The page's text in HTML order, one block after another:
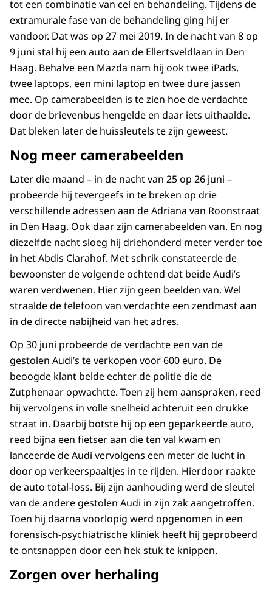
tot een combinatie van cel en behandeling. Tijdens de
extramurale fase van de behandeling ging hij er
vandoor. Dat was op 27 mei 2019. In de nacht van 8 op
9 juni stal hij een auto aan de Ellertsveldlaan in Den
Haag. Behalve een Mazda nam hij ook twee iPads,
twee laptops, een mini laptop en twee dure jassen
mee. Op camerabeelden is te zien hoe de verdachte
door de brievenbus hengelde en daar iets uithaalde.
Dat bleken later de huissleutels te zijn geweest.
Nog meer camerabeelden
Later die maand – in de nacht van 25 op 26 juni –
probeerde hij tevergeefs in te breken op drie
verschillende adressen aan de Adriana van Roonstraat
in Den Haag. Ook daar zijn camerabeelden van. En nog
diezelfde nacht sloeg hij driehonderd meter verder toe
in het Abdis Clarahof. Met schrik constateerde de
bewoonster de volgende ochtend dat beide Audi’s
waren verdwenen. Hier zijn geen beelden van. Wel
straalde de telefoon van verdachte een zendmast aan
in de directe nabijheid van het adres.
Op 30 juni probeerde de verdachte een van de
gestolen Audi’s te verkopen voor 600 euro. De
beoogde klant belde echter de politie die de
Zutphenaar opwachtte. Toen zij hem aanspraken, reed
hij vervolgens in volle snelheid achteruit een drukke
straat in. Daarbij botste hij op een geparkeerde auto,
reed bijna een fietser aan die ten val kwam en
lanceerde de Audi vervolgens een meter de lucht in
door op verkeerspaaltjes in te rijden. Hierdoor raakte
de auto total-loss. Bij zijn aanhouding werd de sleutel
van de andere gestolen Audi in zijn zak aangetroffen.
Toen hij daarna voorlopig werd opgenomen in een
forensisch-psychiatrische kliniek heeft hij geprobeerd
te ontsnappen door een hek stuk te knippen.
Zorgen over herhaling